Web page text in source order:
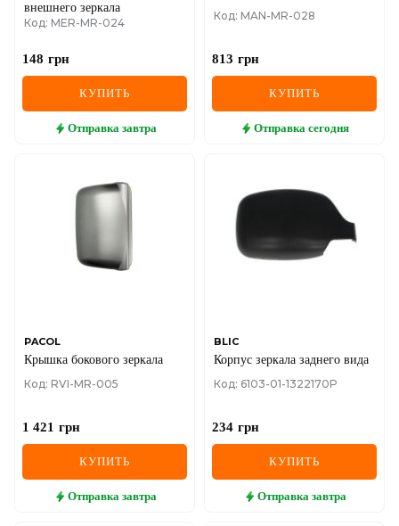
внешнего зеркала
Код: MER-MR-024
148 грн
КУПИТЬ
Отправка завтра
Код: MAN-MR-028
813 грн
КУПИТЬ
Отправка сегодня
PACOL
Крышка бокового зеркала
Код: RVI-MR-005
1 421 грн
КУПИТЬ
Отправка завтра
BLIC
Корпус зеркала заднего вида
Код: 6103-01-1322170P
234 грн
КУПИТЬ
Отправка завтра